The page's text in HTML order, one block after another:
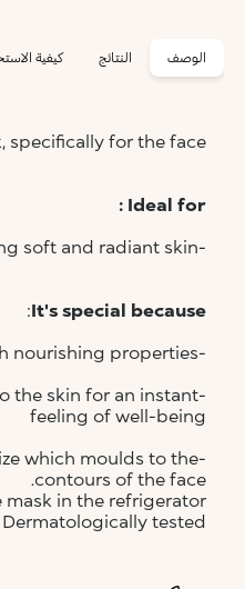
الوصف النتائج كيفية
for the face.
Ideal for :
-Easily achieving soft and radiant skin.
It's special because
:
-It contains honey extract with nourishing properties
the skin for an instant
feeling of well-being
which moulds to the
contours of the face.
in the refrigerator.
Dermatologically tested